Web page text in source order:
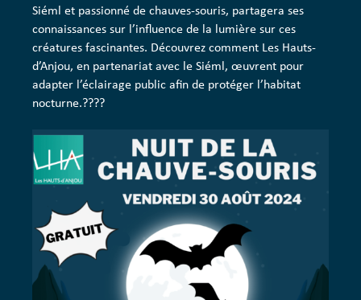
Siéml et passionné de chauves-souris, partagera ses
connaissances sur l’influence de la lumière sur ces
créatures fascinantes. Découvrez comment Les Hauts-
d’Anjou, en partenariat avec le Siéml, œuvrent pour
adapter l’éclairage public afin de protéger l’habitat
nocturne.????